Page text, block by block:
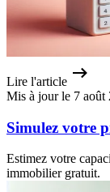
Lire l'article
Mis à jour le 7 août
Simulez votre
Estimez votre
immobilier gratuit.